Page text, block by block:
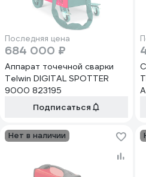
Последняя цена
684 000 ₽
Аппарат точечной сварки
Telwin DIGITAL SPOTTER
9000 823195
Подписаться
Нет в наличии